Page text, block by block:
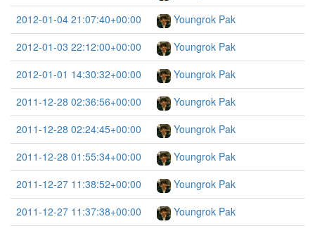
2012-01-04 21:07:40+00:00
Youngrok Pak
2012-01-03 22:12:00+00:00
Youngrok Pak
2012-01-01 14:30:32+00:00
Youngrok Pak
2011-12-28 02:36:56+00:00
Youngrok Pak
2011-12-28 02:24:45+00:00
Youngrok Pak
2011-12-28 01:55:34+00:00
Youngrok Pak
2011-12-27 11:38:52+00:00
Youngrok Pak
2011-12-27 11:37:38+00:00
Youngrok Pak